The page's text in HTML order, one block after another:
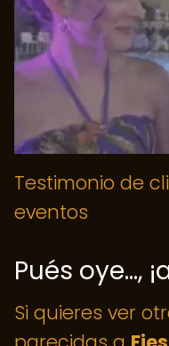
Testimonio de
eventos
Pués oye...,
Si quieres ver